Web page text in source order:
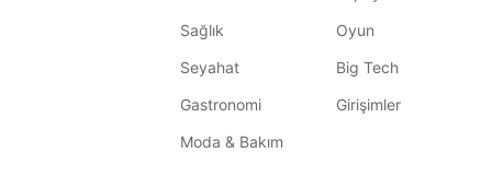
Sağlık
Seyahat
Gastronomi
Moda & Bakım
Oyun
Big Tech
Girişimler